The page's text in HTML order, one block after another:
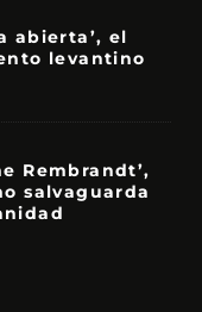
abierta’, el
levantino
Rembrandt’,
salvaguarda